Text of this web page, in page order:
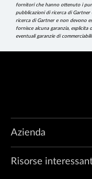
fornitori che hanno ottenuto i
pubblicazioni di ricerca di
ricerca di Gartner e non devono
fornisce alcuna garanzia, esplicita
eventuali garanzie di
Azienda
Risorse